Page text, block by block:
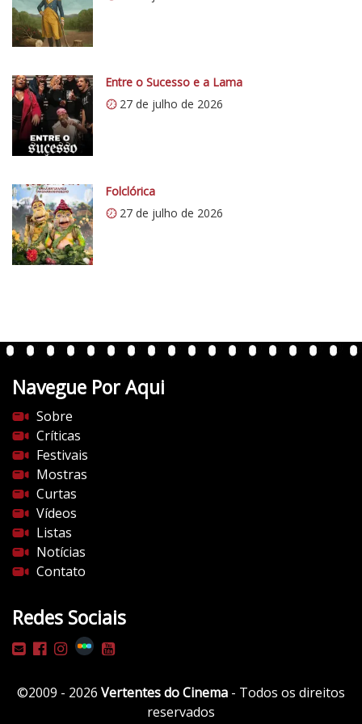
/
/
0
.
w
p
.
o
m
/
v
e
n
e
d
o
c
i
n
e
m
a
.
o
m
/
p
Entre o Sucesso e a Lama
27 de julho de 2026
Folclórica
27 de julho de 2026
Navegue Por Aqui
Sobre
Críticas
Festivais
Mostras
Curtas
Vídeos
Listas
Notícias
Contato
Redes Sociais
©2009 - 2026 Vertentes do Cinema - Todos os direitos
reservados